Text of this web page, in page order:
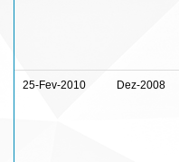
25-Fev-2010 Dez-2008